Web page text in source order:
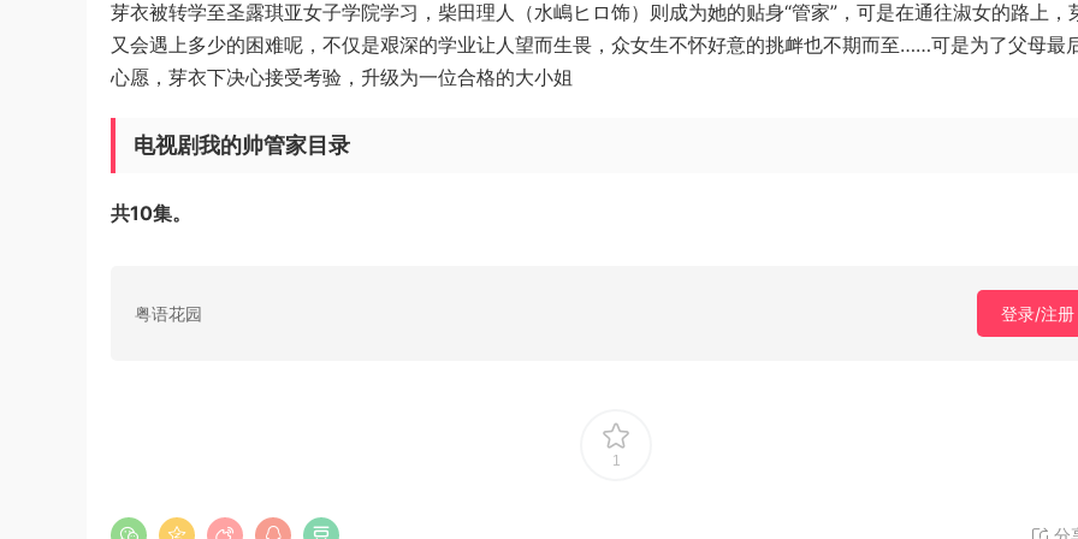
芽衣被转学至圣露琪亚女子学院学习，柴田理人（水嶋ヒロ饰）则成为她的贴身“管家”，可是在通往淑女的路上，
又会遇上多少的困难呢，不仅是艰深的学业让人望而生畏，众女生不怀好意的挑衅也不期而至……可是为了父母最
心愿，芽衣下决心接受考验，升级为一位合格的大小姐
电视剧我的帅管家目录
共10集。
粤语花园 登录/注册
1
分